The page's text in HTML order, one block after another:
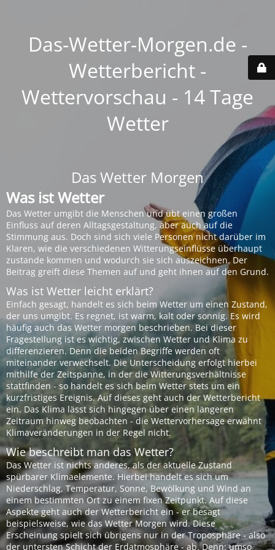
Das-Wetter-Morgen.de -
Wetterbericht -
Wettervorschau - 14 Tage
Wetter
Das Wetter Morgen
Was ist Wetter
Das Wetter umgibt die Menschen und übt einen großen
Einfluss auf deren Alltagsgestaltung, aber auch auf die
Stimmung aus. Doch sind sich viele Personen nicht darüber im
Klaren, wie die verschiedenen Witterungseinflüsse überhaupt
zustande kommen und wodurch sie sich auszeichnen. Der
Beitrag greift diese Themen auf und geht ihnen auf den Grund.
Was ist Wetter leicht erklärt?
Einfach gesagt, handelt es sich beim Wetter um einen Zustand,
der uns umgibt. Es regnet, ist warm, kalt oder sonnig. Es wird
häufig auch das Wetter morgen beschrieben. Bei dieser
Fragestellung ist es wichtig, zwischen Wetter und Klima zu
differenzieren. Denn die beiden Begriffe werden oft
miteinander verwechselt. Die Unterscheidung erfolgt hierbei
mithilfe der Zeitspanne, in der die Witterungsverhältnisse
stattfinden - so handelt es sich beim Wetter stets um ein
kurzfristiges Ereignis. Auf dieses geht auch der Wetterbericht
ein. Das Klima lässt sich hingegen über einen längeren
Zeitraum hinweg beobachten - die Wettervorhersage erwähnt
Klimaveränderungen in der Regel nicht.
Wie beschreibt man das Wetter?
Das Wetter ist nichts anderes, als der aktuelle Zustand
spürbarer Klimaelemente. Hierbei handelt es sich um
Niederschlag, Temperatur, Sonne, Bewölkung und Wind an
einem bestimmten Ort zu einem fixen Zeitpunkt. Auf diese
Aspekte geht auch der Wetterbericht ein - er besagt
beispielsweise, wie das Wetter Morgen wird. Diese
Erscheinung spielt sich übrigens nur in der Troposphäre - also
der untersten Schicht der Erdatmosphäre - ab. Denn: umso